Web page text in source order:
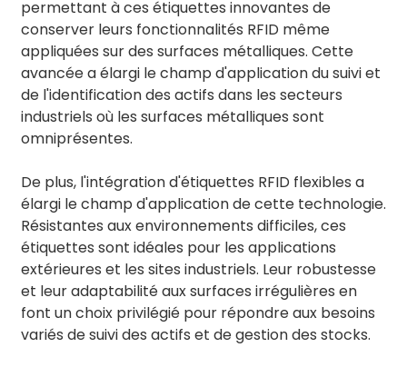
permettant à ces étiquettes innovantes de
conserver leurs fonctionnalités RFID même
appliquées sur des surfaces métalliques. Cette
avancée a élargi le champ d'application du suivi et
de l'identification des actifs dans les secteurs
industriels où les surfaces métalliques sont
omniprésentes.
De plus, l'intégration d'étiquettes RFID flexibles a
élargi le champ d'application de cette technologie.
Résistantes aux environnements difficiles, ces
étiquettes sont idéales pour les applications
extérieures et les sites industriels. Leur robustesse
et leur adaptabilité aux surfaces irrégulières en
font un choix privilégié pour répondre aux besoins
variés de suivi des actifs et de gestion des stocks.